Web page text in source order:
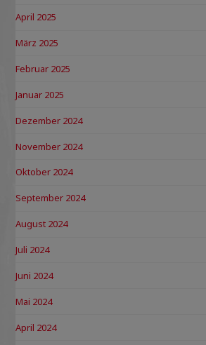
April 2025
März 2025
Februar 2025
Januar 2025
Dezember 2024
November 2024
Oktober 2024
September 2024
August 2024
Juli 2024
Juni 2024
Mai 2024
April 2024